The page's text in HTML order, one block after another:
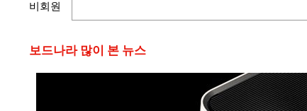
비회원
보드나라 많이 본 뉴스